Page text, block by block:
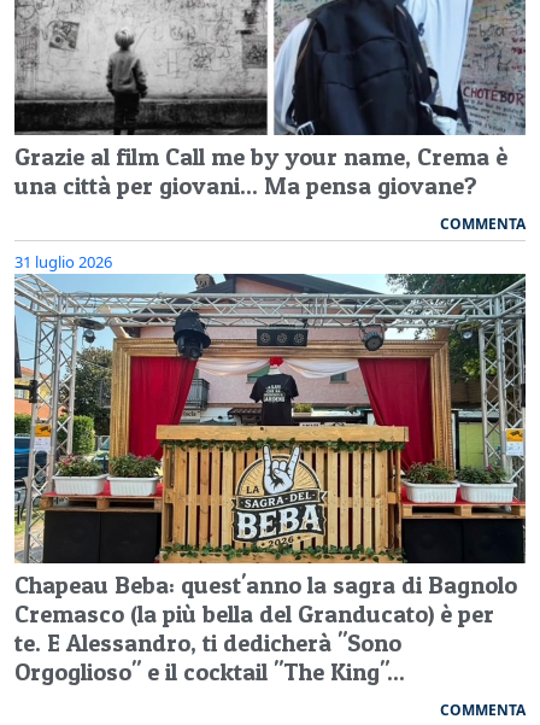
Grazie al film Call me by your name, Crema è
una città per giovani... Ma pensa giovane?
COMMENTA
31 luglio 2026
Chapeau Beba: quest'anno la sagra di Bagnolo
Cremasco (la più bella del Granducato) è per
te. E Alessandro, ti dedicherà "Sono
Orgoglioso" e il cocktail "The King"...
COMMENTA